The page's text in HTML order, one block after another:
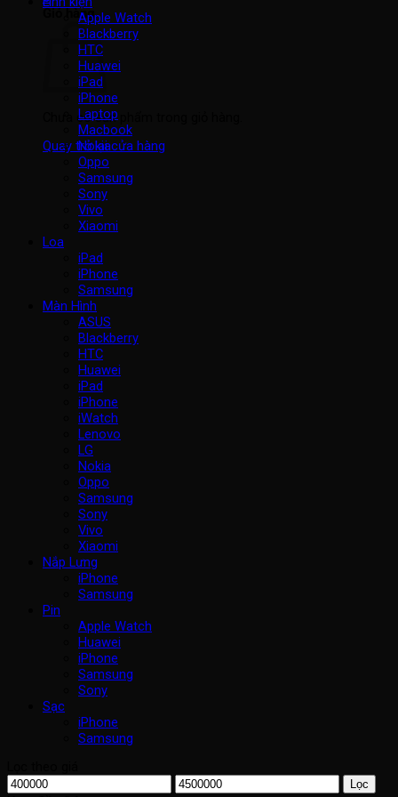
Giỏ hàng
Chưa có sản phẩm trong giỏ hàng.
Quay trở lại cửa hàng
Apple Watch
Blackberry
HTC
Huawei
iPad
iPhone
Laptop
Macbook
Nokia
Oppo
Samsung
Sony
Vivo
Xiaomi
Loa
iPad
iPhone
Samsung
Màn Hình
ASUS
Blackberry
HTC
Huawei
iPad
iPhone
iWatch
Lenovo
LG
Nokia
Oppo
Samsung
Sony
Vivo
Xiaomi
Nắp Lưng
iPhone
Samsung
Pin
Apple Watch
Huawei
iPhone
Samsung
Sony
Sạc
iPhone
Samsung
Giá
Giá
Lọc